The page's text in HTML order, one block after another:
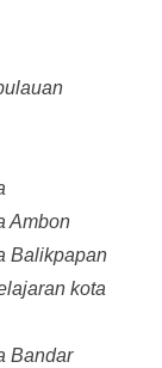
Ambon
Balikpapan
kota
Bandar